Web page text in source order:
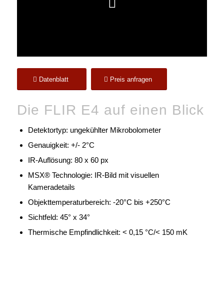
Datenblatt Preis anfragen
Die FLIR E4 auf einen Blick
Detektortyp: ungekühlter Mikrobolometer
Genauigkeit: +/- 2°C
IR-Auflösung: 80 x 60 px
MSX® Technologie: IR-Bild mit visuellen
Kameradetails
Objekttemperaturbereich: -20°C bis +250°C
Sichtfeld: 45° x 34°
Thermische Empfindlichkeit: < 0,15 °C/< 150 mK